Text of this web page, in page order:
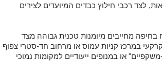
לצד רכבי חילוץ כבדים המיועדים לצירים
מחייבים מיומנות טכנית גבוהה מצד
במרכז קניות עמוס או מרחוב חד-סטרי צפוף
או במנופים ייעודיים למקומות נמוכי